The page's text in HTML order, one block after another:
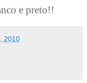
e preto!!
2010